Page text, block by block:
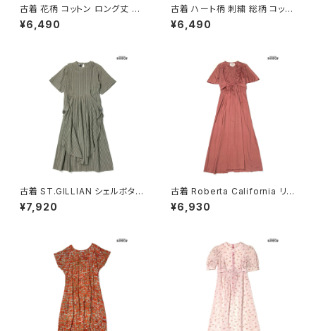
古着 花柄 コットン ロング丈 半
袖 ワンピース ベージュ (oa26
07070)
¥6,490
古着 ハート柄 刺繍 総柄 コット
ン ロング丈 半袖 ワンピース ピ
ンク (otu2605084)
¥6,490
古着 ST.GILLIAN シェルボタン
ストライプ柄 コットン ロング丈
半袖 ワンピース グレー カーキ
¥7,920
古着 Roberta California リボ
ン 無地 ロング丈 半袖 ワンピー
ス ピンク (otu2604148)
¥6,930